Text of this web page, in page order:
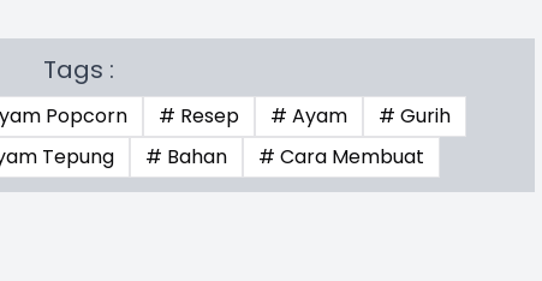
Tags :
Popcorn # Resep # Ayam
# Gurih
Tepung # Bahan # Cara Membuat